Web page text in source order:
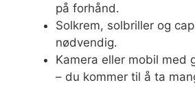
på forhånd.
Solkrem, solbriller og
nødvendig.
Kamera eller mobil med
– du kommer til å ta